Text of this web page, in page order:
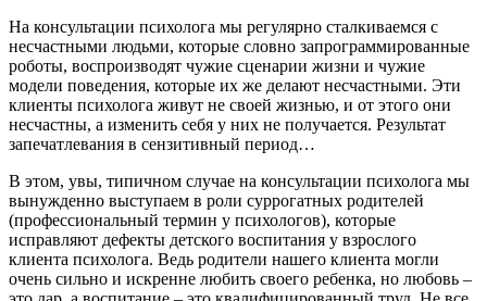
На консультации психолога мы регулярно сталкиваемся с
несчастными людьми, которые словно запрограммированные
роботы, воспроизводят чужие сценарии жизни и чужие
модели поведения, которые их же делают несчастными. Эти
клиенты психолога живут не своей жизнью, и от этого они
несчастны, а изменить себя у них не получается. Результат
запечатлевания в сензитивный период…
В этом, увы, типичном случае на консультации психолога мы
вынужденно выступаем в роли суррогатных родителей
(профессиональный термин у психологов), которые
исправляют дефекты детского воспитания у взрослого
клиента психолога. Ведь родители нашего клиента могли
очень сильно и искренне любить своего ребенка, но любовь –